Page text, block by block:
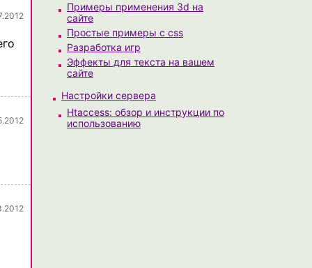
Примеры применения 3d на
сайте
Простые примеры с css
Разработка игр
Эффекты для текста на вашем
сайте
Настройки сервера
Htaccess: обзор и инструкции по
использованию